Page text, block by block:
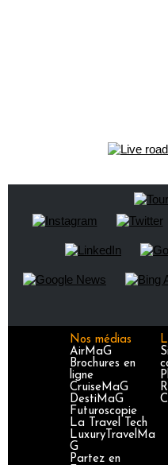
Nos médias
AirMaG
Brochures en
ligne
CruiseMaG
DestiMaG
Futuroscopie
La Travel Tech
LuxuryTravelMa
G
Partez en